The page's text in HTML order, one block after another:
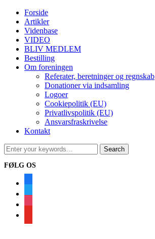
Forside
Artikler
Videnbase
VIDEO
BLIV MEDLEM
Bestilling
Om foreningen
Referater, beretninger og regnskab
Donationer via indsamling
Logoer
Cookiepolitik (EU)
Privatlivspolitik (EU)
Ansvarsfraskrivelse
Kontakt
FØLG OS